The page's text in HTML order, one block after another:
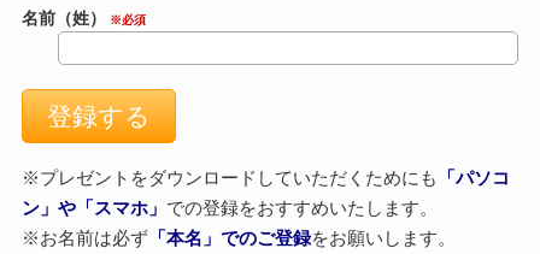
名前（姓） ※必須
※プレゼントをダウンロードしていただくためにも
「パソコ
ン」や「スマホ」 での登録をおすすめいたします。
※お名前は必ず「本名」でのご登録をお願いします。